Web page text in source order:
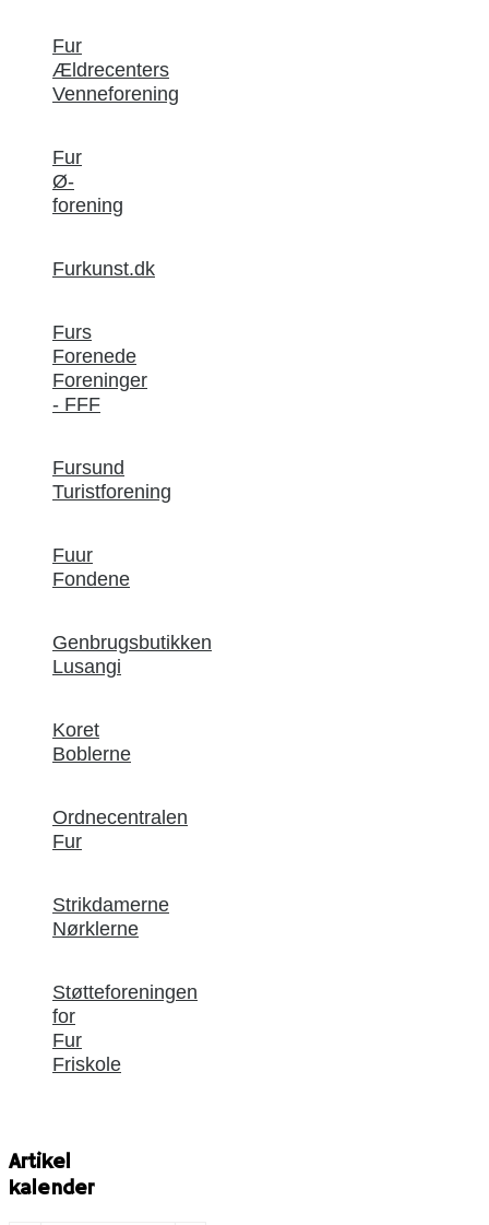
Fur
Ældrecenters
Venneforening
Fur
Ø-
forening
Furkunst.dk
Furs
Forenede
Foreninger
- FFF
Fursund
Turistforening
Fuur
Fondene
Genbrugsbutikken
Lusangi
Koret
Boblerne
Ordnecentralen
Fur
Strikdamerne
Nørklerne
Støtteforeningen
for
Fur
Friskole
Artikel
kalender